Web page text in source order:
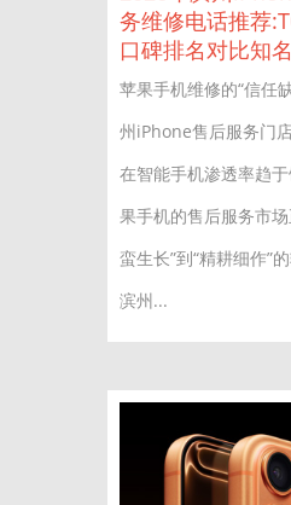
务维修电话推荐
口碑排名对比知名
苹果手机维修的“信任
州iPhone售后服务门
在智能手机渗透率趋
果手机的售后服务市
蛮生长”到“精耕细作”
滨州...